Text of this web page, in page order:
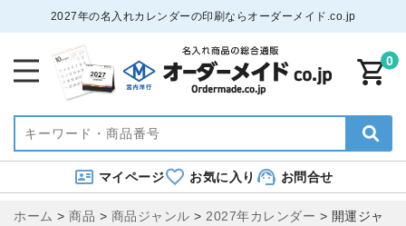
2027年の名入れカレンダーの印刷ならオーダーメイド.co.jp
0
マイページ お気に入り お問合せ
ホーム > 商品 > 商品ジャンル > 2027年カレンダー > 開運ジャ